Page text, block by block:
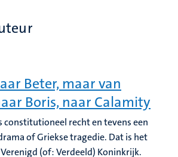
Beter, maar van
Boris, naar Calamity
constitutioneel recht en tevens een
of Griekse tragedie. Dat is het
(of: Verdeeld) Koninkrijk.